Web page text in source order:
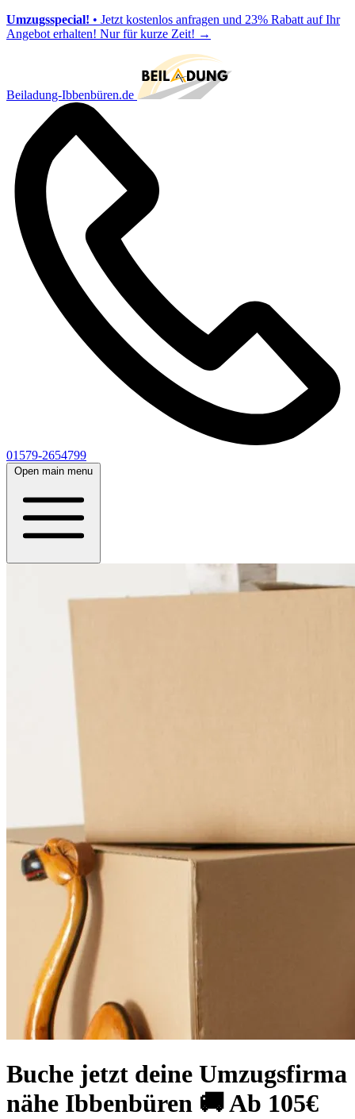
Umzugsspecial! • Jetzt kostenlos anfragen und 23% Rabatt auf Ihr
Angebot erhalten! Nur für kurze Zeit! →
Beiladung-Ibbenbüren.de
01579-2654799
Open main menu
Buche jetzt deine Umzugsfirma
nähe Ibbenbüren 🚚 Ab 105€